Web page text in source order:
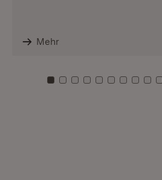
Mehr
Zu Kachel: 0
Zu Kachel: 1
Zu Kachel: 2
Zu Kachel: 3
Zu Kachel: 4
ZuZuZu